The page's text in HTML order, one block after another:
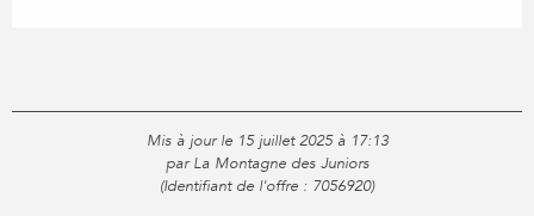
Mis à jour le 15 juillet 2025 à 17:13
par La Montagne des Juniors
(Identifiant de l'offre : 7056920)